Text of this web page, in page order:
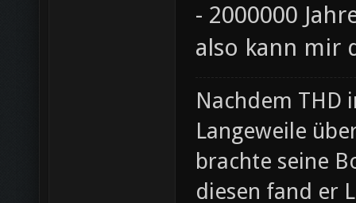
- 2000000
also kann mir
Nachdem THD
Langeweile
brachte seine
diesen fand er